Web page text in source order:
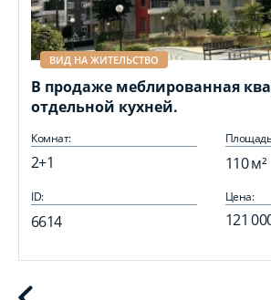
ВИД НА ЖИТЕЛЬСТВО
В продаже меблированная
отдельной кухней.
Комнат:
2+1 110 м²
ID:
6614
Цена:
121